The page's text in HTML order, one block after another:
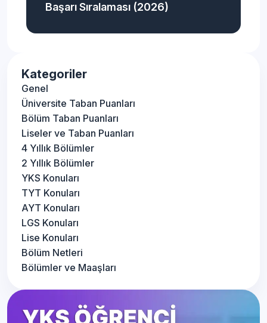
Başarı Sıralaması (2026)
Kategoriler
Genel
Üniversite Taban Puanları
Bölüm Taban Puanları
Liseler ve Taban Puanları
4 Yıllık Bölümler
2 Yıllık Bölümler
YKS Konuları
TYT Konuları
AYT Konuları
LGS Konuları
Lise Konuları
Bölüm Netleri
Bölümler ve Maaşları